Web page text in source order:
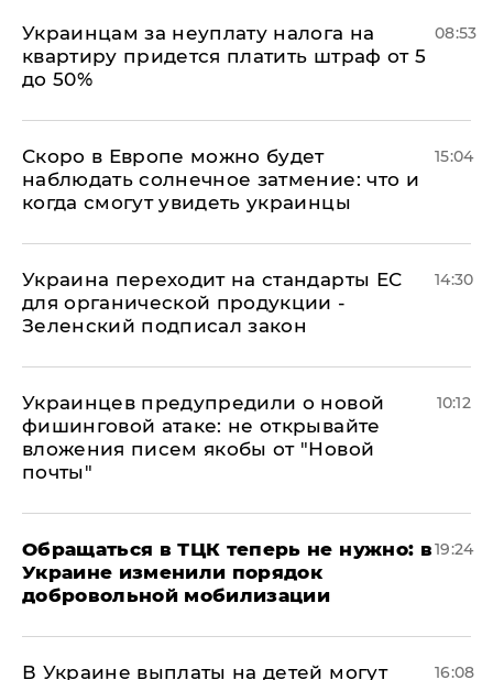
Украинцам за неуплату налога на
квартиру придется платить штраф от 5
до 50%
08:53
Скоро в Европе можно будет
наблюдать солнечное затмение: что и
когда смогут увидеть украинцы
15:04
Украина переходит на стандарты ЕС
для органической продукции -
Зеленский подписал закон
14:30
Украинцев предупредили о новой
фишинговой атаке: не открывайте
вложения писем якобы от "Новой
почты"
10:12
Обращаться в ТЦК теперь не нужно: в
Украине изменили порядок
добровольной мобилизации
19:24
В Украине выплаты на детей могут
16:08